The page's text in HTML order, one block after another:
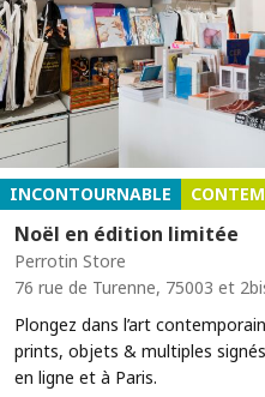
INCONTOURNABLE
Noël en édition limitée
Perrotin Store
76 rue de Turenne, 75003 et
Plongez dans l’art
prints, objets & multiples
en ligne et à Paris.